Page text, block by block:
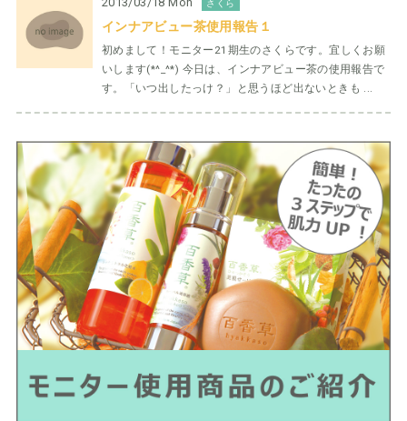
さくら
インナアビュー茶使用報告１
初めまして！モニター21期生のさくらです。宜しくお願
いします(*^_^*) 今日は、インナアビュー茶の使用報告で
す。「いつ出したっけ？」と思うほど出ないときも ...